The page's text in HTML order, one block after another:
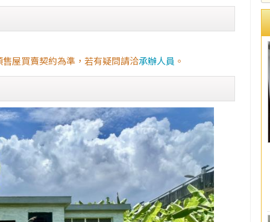
屋買賣契約為準，若有疑問請洽承辦人員 。